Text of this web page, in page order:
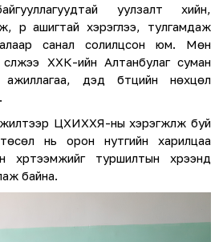
уулзалт хийн,
үр ашигтай хэрэглээ, тулгамдаж
санал солилцсон юм. Мөн
ХХК-ийн Алтанбулаг суман
дэд бүтцийн нөхцөл
ЦХИХХЯ-ны хэрэгжүүлж буй
нь орон нутгийн харилцаа
хүртээмжийг туршилтын хүрээнд
байна.